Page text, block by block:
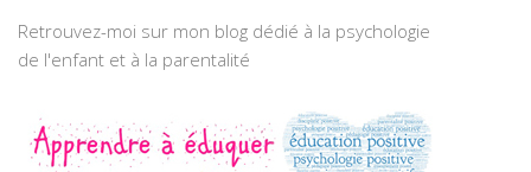
Retrouvez-moi sur mon blog dédié à la psychologie
de l'enfant et à la parentalité